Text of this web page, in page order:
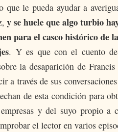
que le pueda ayudar a
y se huele que algo turbio
para el casco histórico de
. Y es que con el cuento
la desaparición de
a través de sus
de esta condición para
y del suyo propio a
el lector en varios